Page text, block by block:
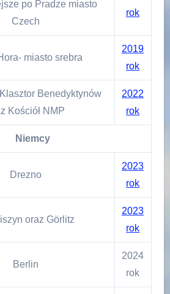
po Pradze miasto
Czech
rok
miasto srebra
2019
rok
Benedyktynów
Kościół NMP
2022
rok
Niemcy
Drezno
2023
rok
oraz Görlitz
2023
rok
Berlin
2024
rok